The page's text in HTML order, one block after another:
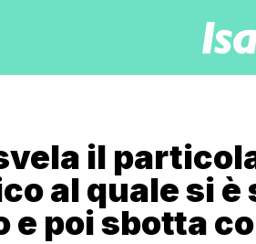
il
al quale si è
e poi sbotta